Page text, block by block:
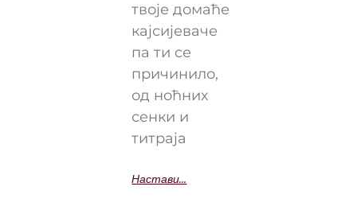
твоје домаће
кајсијеваче
па ти се
причинило,
од ноћних
сенки и
титраја
Настави...